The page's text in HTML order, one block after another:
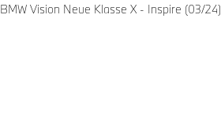
BMW Vision Neue Klasse X - Inspire (03/24)